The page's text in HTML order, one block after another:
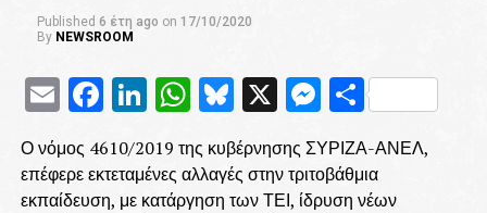
Published 6 έτη ago on 17/10/2020
By NEWSROOM
EmailFacebook
LinkedIn
WhatsApp
Bluesky
X
Ο νόμος 4610/2019 της κυβέρνησης ΣΥΡΙΖΑ-ΑΝΕΛ,
επέφερε εκτεταμένες αλλαγές στην τριτοβάθμια
εκπαίδευση, με κατάργηση των ΤΕΙ, ίδρυση νέων